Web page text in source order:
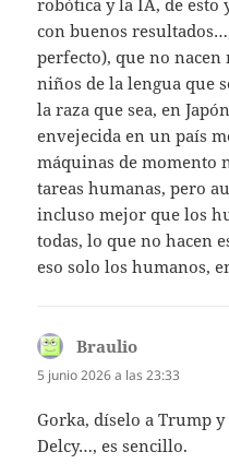
con buenos
perfecto), que no nacen
niños de la lengua que
la raza que sea, en
envejecida en un país
máquinas de momento
tareas humanas, pero
incluso mejor que los
todas, lo que no hacen
eso solo los humanos,
Braulio
5 junio 2026 a las 23:33
Gorka, díselo a Trump
Delcy…, es sencillo.